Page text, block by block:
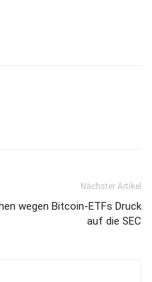
Nächster Artikel
wegen Bitcoin-ETFs Druck
auf die SEC